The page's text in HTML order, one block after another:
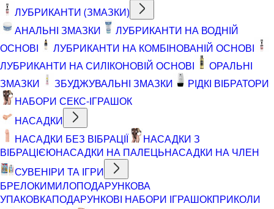
ЛУБРИКАНТИ (ЗМАЗКИ)
АНАЛЬНІ ЗМАЗКИ
ЛУБРИКАНТИ НА ВОДНІЙ
ОСНОВІ
ЛУБРИКАНТИ НА КОМБІНОВАНІЙ ОСНОВІ
ЛУБРИКАНТИ НА СИЛІКОНОВІЙ ОСНОВІ
ОРАЛЬНІ
ЗМАЗКИ
ЗБУДЖУВАЛЬНІ ЗМАЗКИ
РІДКІ ВІБРАТОРИ
НАБОРИ СЕКС-ІГРАШОК
НАСАДКИ
НАСАДКИ БЕЗ ВІБРАЦІЇ
НАСАДКИ З
ВІБРАЦІЄЮНАСАДКИ НА ПАЛЕЦЬНАСАДКИ НА ЧЛЕН
СУВЕНІРИ ТА ІГРИ
БРЕЛОКИМИЛОПОДАРУНКОВА
УПАКОВКАПОДАРУНКОВІ НАБОРИ ІГРАШОКПРИКОЛИ